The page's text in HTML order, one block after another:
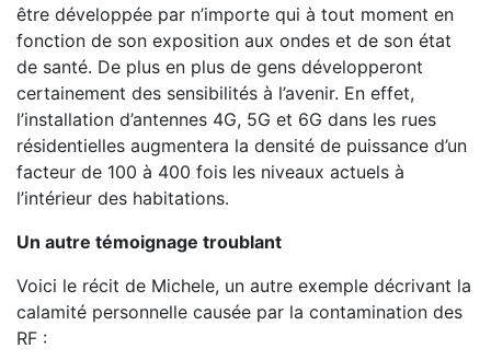
être développée par n’importe qui à tout moment en
fonction de son exposition aux ondes et de son état
de santé. De plus en plus de gens développeront
certainement des sensibilités à l’avenir. En effet,
l’installation d’antennes 4G, 5G et 6G dans les rues
résidentielles augmentera la densité de puissance d’un
facteur de 100 à 400 fois les niveaux actuels à
l’intérieur des habitations.
Un autre témoignage troublant
Voici le récit de Michele, un autre exemple décrivant la
calamité personnelle causée par la contamination des
RF :